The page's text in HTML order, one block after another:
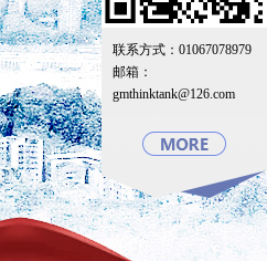
联系方式：01067078979
邮箱：
gmthinktank@126.com